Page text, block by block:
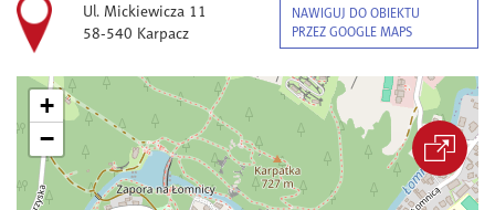
Ul. Mickiewicza 11
58-540 Karpacz
NAWIGUJ DO OBIEKTU
PRZEZ GOOGLE MAPS
+
−